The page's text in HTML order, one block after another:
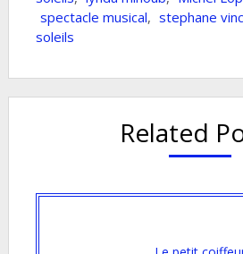
spectacle musical, stephane
soleils
Related